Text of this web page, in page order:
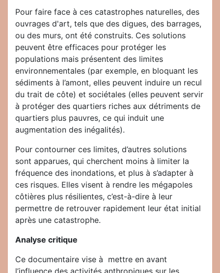
Pour faire face à ces catastrophes naturelles, des
ouvrages d'art, tels que des digues, des barrages,
ou des murs, ont été construits. Ces solutions
peuvent être efficaces pour protéger les
populations mais présentent des limites
environnementales (par exemple, en bloquant les
sédiments à l’amont, elles peuvent induire un recul
du trait de côte) et sociétales (elles peuvent servir
à protéger des quartiers riches aux détriments de
quartiers plus pauvres, ce qui induit une
augmentation des inégalités).
Pour contourner ces limites, d’autres solutions
sont apparues, qui cherchent moins à limiter la
fréquence des inondations, et plus à s’adapter à
ces risques. Elles visent à rendre les mégapoles
côtières plus résilientes, c’est-à-dire à leur
permettre de retrouver rapidement leur état initial
après une catastrophe.
Analyse critique
Ce documentaire vise à mettre en avant
l’influence des activités anthropiques sur les